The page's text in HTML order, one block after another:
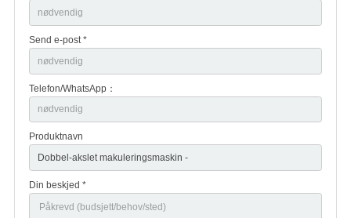
Send e-post *
Telefon/WhatsApp：
Produktnavn
Din beskjed *